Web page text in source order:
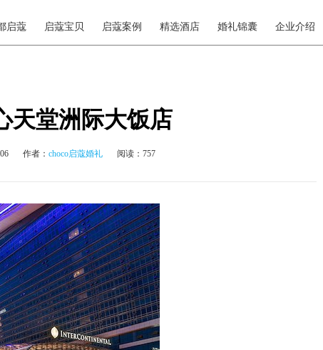
启蔻 启蔻宝贝 启蔻案例 精选酒店 婚礼锦囊 企业介绍
天堂洲际大饭店
作者： choco启蔻婚礼 阅读：757